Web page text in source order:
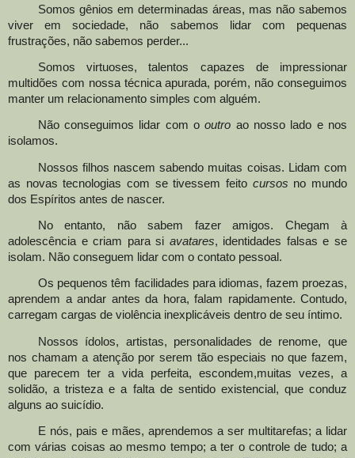
Somos gênios em determinadas áreas, mas não sabemos
viver em sociedade, não sabemos lidar com pequenas
frustrações, não sabemos perder...
Somos virtuoses, talentos capazes de impressionar
multidões com nossa técnica apurada, porém, não conseguimos
manter um relacionamento simples com alguém.
Não conseguimos lidar com o outro ao nosso lado e nos
isolamos.
Nossos filhos nascem sabendo muitas coisas. Lidam com
as novas tecnologias com se tivessem feito cursos no mundo
dos Espíritos antes de nascer.
No entanto, não sabem fazer amigos. Chegam à
adolescência e criam para si avatares, identidades falsas e se
isolam. Não conseguem lidar com o contato pessoal.
Os pequenos têm facilidades para idiomas, fazem proezas,
aprendem a andar antes da hora, falam rapidamente. Contudo,
carregam cargas de violência inexplicáveis dentro de seu íntimo.
Nossos ídolos, artistas, personalidades de renome, que
nos chamam a atenção por serem tão especiais no que fazem,
que parecem ter a vida perfeita, escondem,muitas vezes, a
solidão, a tristeza e a falta de sentido existencial, que conduz
alguns ao suicídio.
E nós, pais e mães, aprendemos a ser multitarefas; a lidar
com várias coisas ao mesmo tempo; a ter o controle de tudo; a